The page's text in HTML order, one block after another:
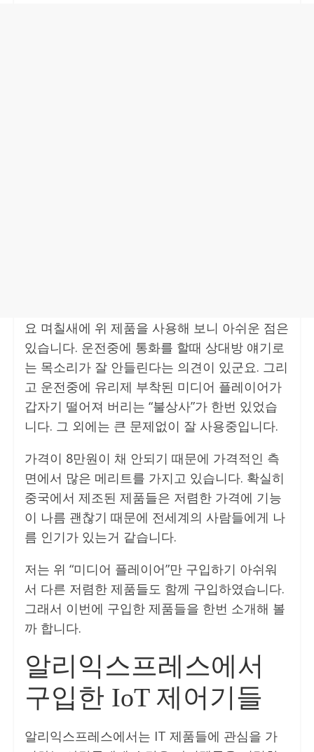
요 며칠새에 위 제품을 사용해 보니 아쉬운 점은
있습니다. 운전중에 통화를 할때 상대방 얘기로
는 목소리가 잘 안들린다는 의견이 있군요. 그리
고 운전중에 유리제 부착된 미디어 플레이어가
갑자기 떨어져 버리는 “불상사”가 한번 있었습
니다. 그 외에는 큰 문제없이 잘 사용중입니다.
가격이 8만원이 채 안되기 때문에 가격적인 측
면에서 많은 메리트를 가지고 있습니다. 확실히
중국에서 제조된 제품들은 저렴한 가격에 기능
이 나름 괜찮기 때문에 전세계의 사람들에게 나
름 인기가 있는거 같습니다.
저는 위 “미디어 플레이어”만 구입하기 아쉬워
서 다른 저렴한 제품들도 함께 구입하였습니다.
그래서 이번에 구입한 제품들을 한번 소개해 볼
까 합니다.
알리익스프레스에서
구입한 IoT 제어기들
알리익스프레스에서는 IT 제품들에 관심을 가